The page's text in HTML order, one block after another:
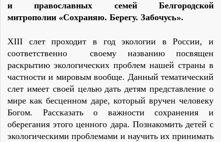
иправославных семей Белгородской
митрополии «Сохраняю. Берегу. Забочусь».
XIII слет проходит в год экологии в России, и
соответственно своему названию посвящен
раскрытию экологических проблем нашей страны в
частности и мировым вообще. Данный тематический
слет имеет своей целью дать детям представление о
мире как бесценном даре, который вручен человеку
Богом. Рассказать о важности сохранения и
оберегания этого ценного дара. Познакомить детей с
экологическими проблемами и научить их принимать